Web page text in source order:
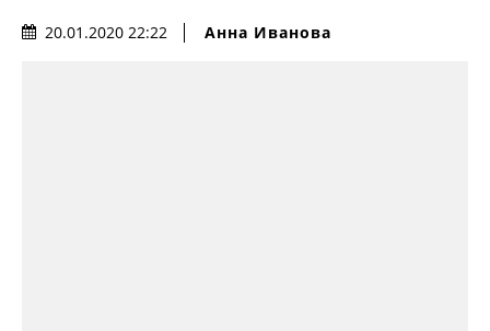
20.01.2020 22:22 Анна Иванова